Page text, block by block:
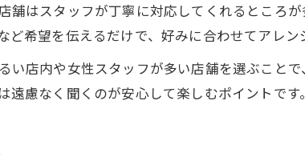
居酒屋はシーン別に選んでさらに満喫
ひとり飲みもグループも楽しめる居酒屋案内
舗はスタッフが丁寧に対応してくれるところ
希望を伝えるだけで、好みに合わせてアレン
い店内や女性スタッフが多い店舗を選ぶこと
慮なく聞くのが安心して楽しむポイントです。